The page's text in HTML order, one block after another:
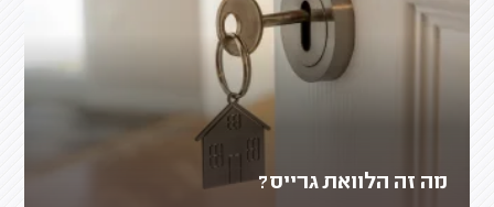
מה זה הלוואת גרייס?